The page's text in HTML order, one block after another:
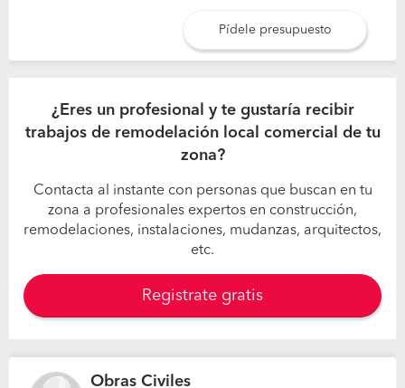
Pídele presupuesto
¿Eres un profesional y te gustaría recibir
trabajos de remodelación local comercial de tu
zona?
Contacta al instante con personas que buscan en tu
zona a profesionales expertos en construcción,
remodelaciones, instalaciones, mudanzas, arquitectos,
etc.
Registrate gratis
Obras Civiles